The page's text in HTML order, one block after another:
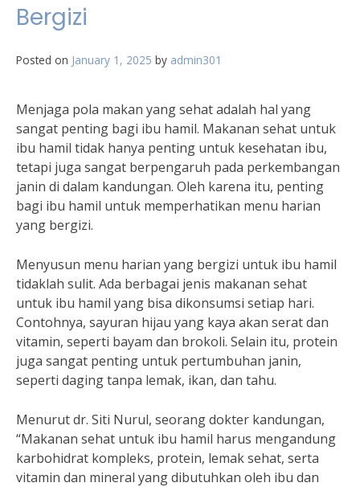
Bergizi
Posted on January 1, 2025 by admin301
Menjaga pola makan yang sehat adalah hal yang
sangat penting bagi ibu hamil. Makanan sehat untuk
ibu hamil tidak hanya penting untuk kesehatan ibu,
tetapi juga sangat berpengaruh pada perkembangan
janin di dalam kandungan. Oleh karena itu, penting
bagi ibu hamil untuk memperhatikan menu harian
yang bergizi.
Menyusun menu harian yang bergizi untuk ibu hamil
tidaklah sulit. Ada berbagai jenis makanan sehat
untuk ibu hamil yang bisa dikonsumsi setiap hari.
Contohnya, sayuran hijau yang kaya akan serat dan
vitamin, seperti bayam dan brokoli. Selain itu, protein
juga sangat penting untuk pertumbuhan janin,
seperti daging tanpa lemak, ikan, dan tahu.
Menurut dr. Siti Nurul, seorang dokter kandungan,
“Makanan sehat untuk ibu hamil harus mengandung
karbohidrat kompleks, protein, lemak sehat, serta
vitamin dan mineral yang dibutuhkan oleh ibu dan